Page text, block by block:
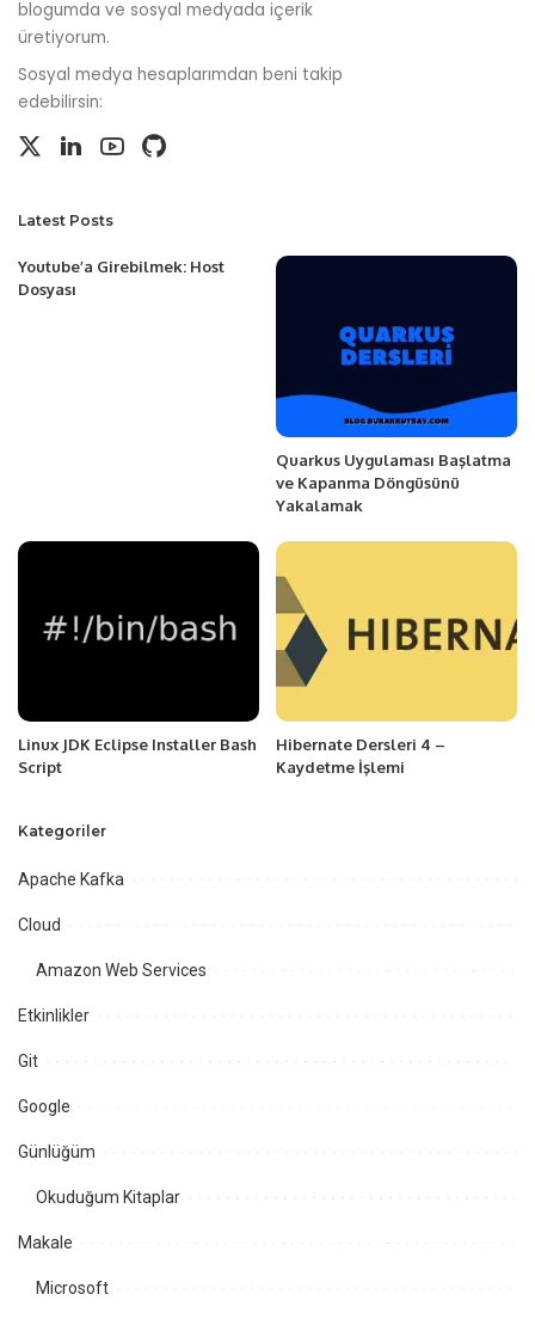
blogumda ve sosyal medyada içerik
üretiyorum.
Sosyal medya hesaplarımdan beni takip
edebilirsin:
Latest Posts
Youtube’a Girebilmek: Host
Dosyası
Quarkus Uygulaması Başlatma
ve Kapanma Döngüsünü
Yakalamak
Linux JDK Eclipse Installer Bash
Script
Hibernate Dersleri 4 –
Kaydetme İşlemi
Kategoriler
Apache Kafka
Cloud
Amazon Web Services
Etkinlikler
Git
Google
Günlüğüm
Okuduğum Kitaplar
Makale
Microsoft